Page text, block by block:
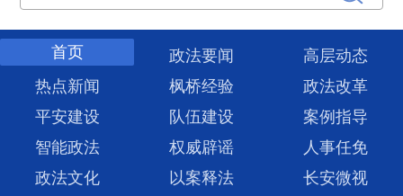
首页 政法要闻
高层动态
热点新闻
枫桥经验
政法改革
平安建设
队伍建设
案例指导
智能政法
权威辟谣
人事任免
政法文化
以案释法
长安微视